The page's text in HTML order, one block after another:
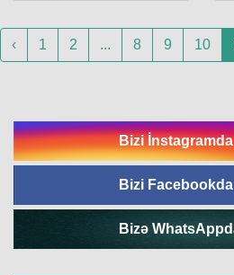
‹ 1 2 ... 8 9 10
Bizi
Bizi
Bizə